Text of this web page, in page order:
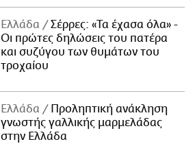
Ελλάδα
Σέρρες: «Τα έχασα όλα» -
Οι πρώτες δηλώσεις του πατέρα
και συζύγου των θυμάτων του
τροχαίου
Ελλάδα
Προληπτική ανάκληση
γνωστής γαλλικής μαρμελάδας
στην Ελλάδα